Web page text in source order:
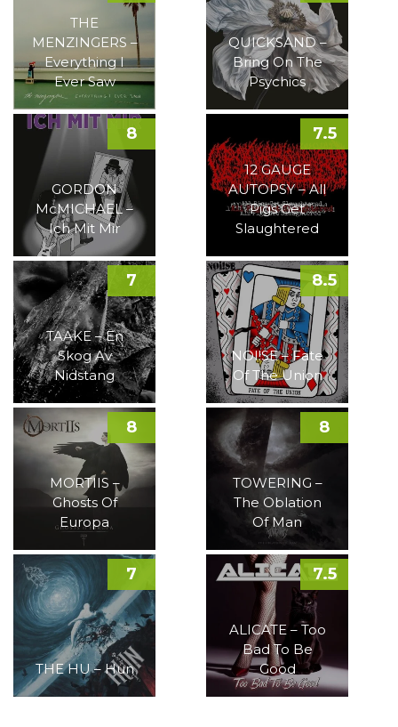
THE
MENZINGERS –
Everything I
Ever Saw
QUICKSAND –
Bring On The
Psychics
GORDON
McMICHAEL –
Ich Mit Mir
8
12 GAUGE
AUTOPSY – All
Pigs Get
Slaughtered
7.5
TAAKE – En
Skog Av
Nidstang
7
NOI!SE – Fate
Of The Union
8.5
MORTIIS –
Ghosts Of
Europa
8
TOWERING –
The Oblation
Of Man
8
THE HU – Hun
7
ALICATE – Too
Bad To Be
Good
7.5